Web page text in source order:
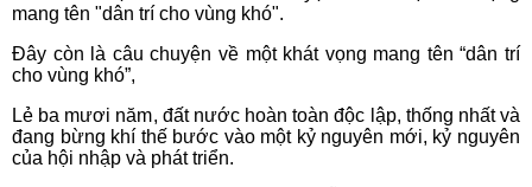
mang tên "dân trí cho vùng khó".
Đây còn là câu chuyện về một khát vọng mang tên “dân trí
cho vùng khó”,
Lẻ ba mươi năm, đất nước hoàn toàn độc lập, thống nhất và
đang bừng khí thế bước vào một kỷ nguyên mới, kỷ nguyên
của hội nhập và phát triển.